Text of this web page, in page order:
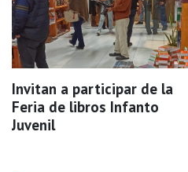
Invitan a participar de la
Feria de libros Infanto
Juvenil